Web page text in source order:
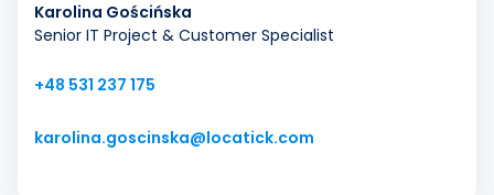
Karolina Gościńska
Senior IT Project & Customer Specialist
+48 531 237 175
karolina.goscinska@locatick.com